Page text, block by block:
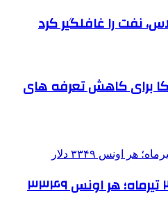
نفت را غافلگیر کرد
آمریکا برای کاهش تعرفه های
قیمت جهانی طلا امروز ۲۸ تیرماه؛ هر اونس ۳۳۴۹